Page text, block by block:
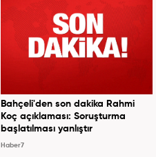
Bahçeli'den son dakika Rahmi
Koç açıklaması: Soruşturma
başlatılması yanlıştır
Haber7